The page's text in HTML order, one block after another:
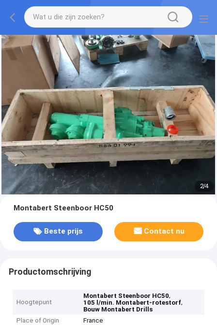
2/4
Montabert Steenboor HC50
Beste prijs Contact nu
Productomschrijving
Hoogtepunt
Montabert Steenboor HC50,
105 l/min. Montabert-rotestorf,
Bouw Montabert Drills
Place of Origin
France